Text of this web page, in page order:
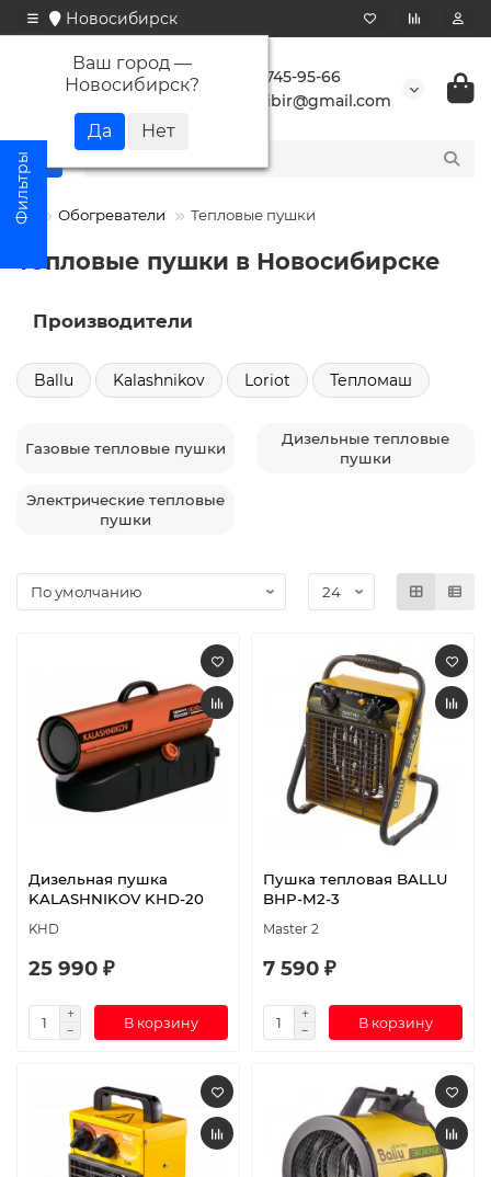
Новосибирск
Ваш город —
Новосибирск?
+7 923 745-95-66
buransibir@gmail.com
Обогреватели Тепловые пушки
Тепловые пушки в Новосибирске
Производители
Ballu Kalashnikov Loriot Тепломаш
Газовые тепловые пушки
Дизельные тепловые
пушки
Электрические тепловые
пушки
Дизельная пушка
KALASHNIKOV KHD-20
KHD
25 990 ₽
В корзину
Пушка тепловая BALLU
BHP-M2-3
Master 2
7 590 ₽
В корзину